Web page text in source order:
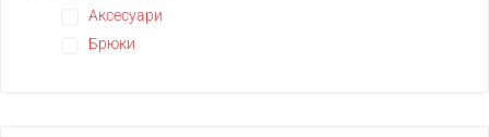
Аксесуари
Брюки